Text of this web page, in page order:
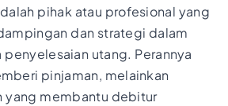
pihak atau profesional yang
dan strategi dalam
utang. Perannya
pinjaman, melainkan
yang membantu debitur